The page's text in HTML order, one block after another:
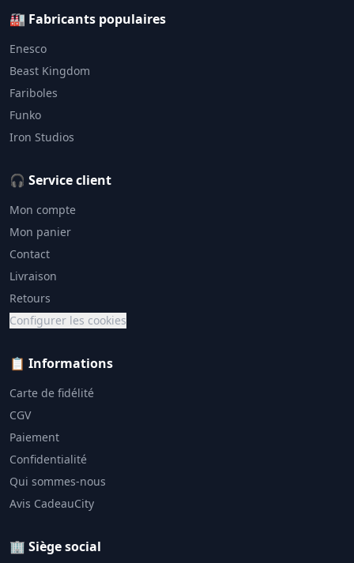
🏭 Fabricants populaires
Enesco
Beast Kingdom
Fariboles
Funko
Iron Studios
🎧 Service client
Mon compte
Mon panier
Contact
Livraison
Retours
Configurer les cookies
📋 Informations
Carte de fidélité
CGV
Paiement
Confidentialité
Qui sommes-nous
Avis CadeauCity
🏢 Siège social